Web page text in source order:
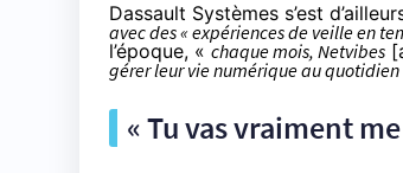
Dassault Systèmes s’est
avec des « expériences de veille en
l’époque, « chaque mois, Netvibes
gérer leur vie numérique au quotidien
« Tu vas vraiment